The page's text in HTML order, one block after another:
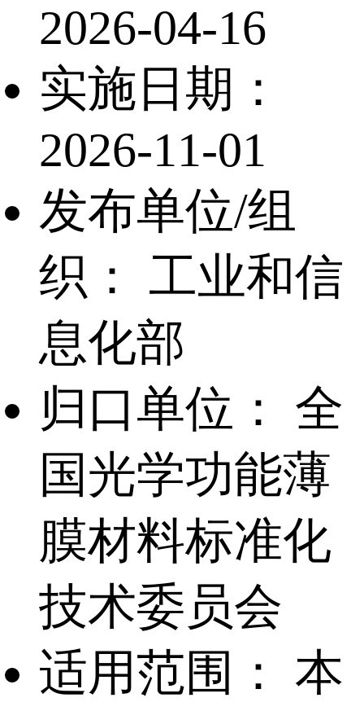
2026-04-16
实施日期：
2026-11-01
发布单位/组
织： 工业和信
息化部
归口单位：
全
国光学功能薄
膜材料标准化
技术委员会
适用范围：
本